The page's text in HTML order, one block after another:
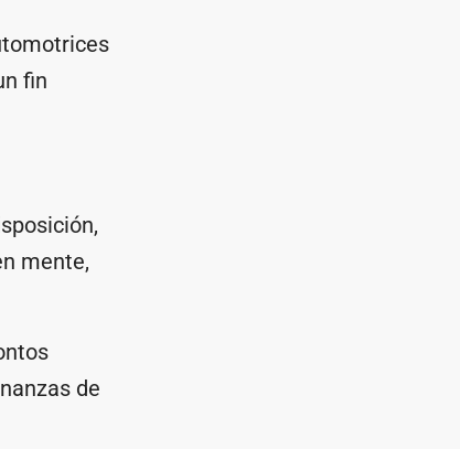
fin
mente,
de